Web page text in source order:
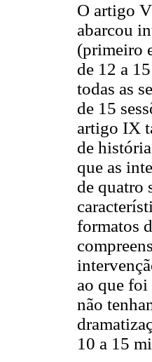
O artigo
abarcou
(primeiro
de 12 a
todas as
de 15
artigo IX
de
que as
de quatro
formatos
ao que foi
não
10 a 15